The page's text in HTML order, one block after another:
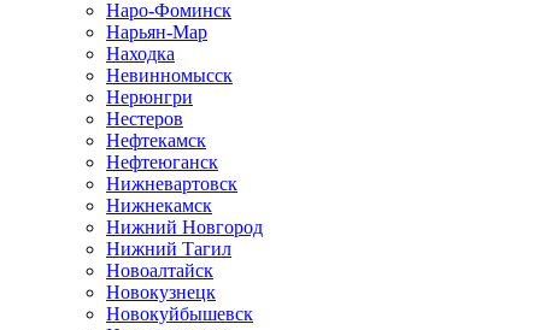
Наро-Фоминск
Нарьян-Мар
Находка
Невинномысск
Нерюнгри
Нестеров
Нефтекамск
Нефтеюганск
Нижневартовск
Нижнекамск
Нижний Новгород
Нижний Тагил
Новоалтайск
Новокузнецк
Новокуйбышевск